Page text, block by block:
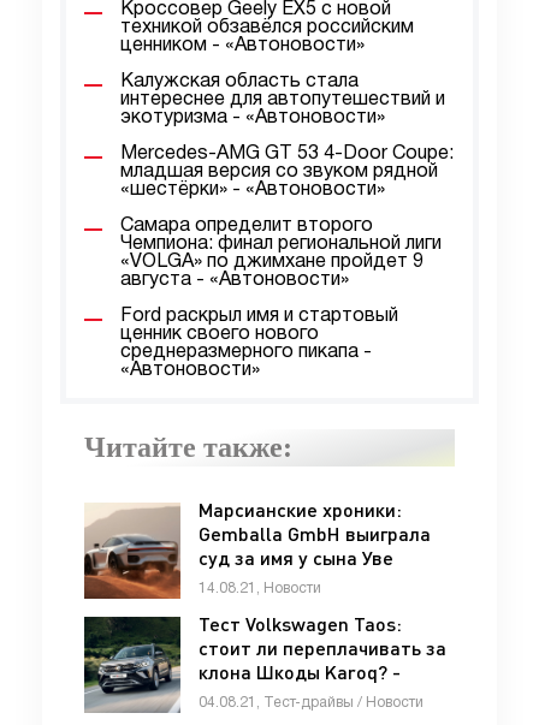
Кроссовер Geely EX5 с новой
техникой обзавёлся российским
ценником - «Автоновости»
Калужская область стала
интереснее для автопутешествий и
экотуризма - «Автоновости»
Mercedes-AMG GT 53 4-Door Coupe:
младшая версия со звуком рядной
«шестёрки» - «Автоновости»
Самара определит второго
Чемпиона: финал региональной лиги
«VOLGA» по джимхане пройдет 9
августа - «Автоновости»
Ford раскрыл имя и стартовый
ценник своего нового
среднеразмерного пикапа -
«Автоновости»
Читайте также:
Марсианские хроники:
Gemballa GmbH выиграла
суд за имя у сына Уве
Гембаллы - «Porsche»
14.08.21, Новости
Тест Volkswagen Taos:
стоит ли переплачивать за
клона Шкоды Karoq? -
«Тест-драйв»
04.08.21, Тест-драйвы / Новости